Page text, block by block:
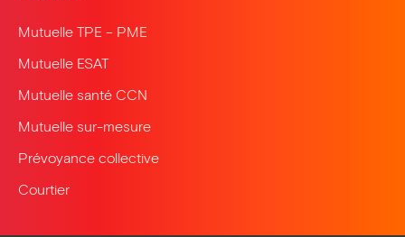
Mutuelle TPE – PME
Mutuelle ESAT
Mutuelle santé CCN
Mutuelle sur-mesure
Prévoyance collective
Courtier